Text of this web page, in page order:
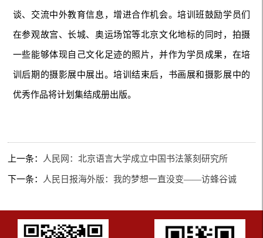
谈、交流中外教育信息，增进合作机会。培训班鼓励学员们
在参观故宫、长城、奥运场馆等北京文化地标的同时，拍摄
一些能够体现自己文化足迹的照片，并作为学员成果，在培
训后期的摄影展中展出。培训结束后，书画展和摄影展中的
优秀作品将计划集结成册出版。
上一条： 人民网：北京语言大学成立中国书法篆刻研究所
下一条： 人民日报海外版：我的梦想一直没变——访蜂谷诚